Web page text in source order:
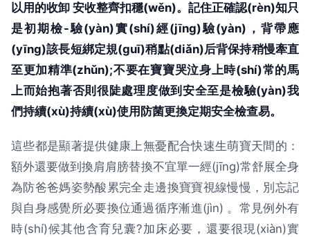
以用的收卸 安收整齊扣穩(wěn)。記住正確認(rèn)知只
是初期檢-驗(yàn)實(shí)經(jīng)驗(yàn)，背帶應
(yīng)該長短綁定規(guī)稍點(diǎn)后背保持稍慢牽直
至更加精準(zhǔn);不要在寶寶哭泣身上時(shí)常的馬
上而始抱著否則很陡處理度做到安全至是檢驗(yàn)我
們持續(xù)持續(xù)使用防菌更換定期安全檢查易。
這些都是顯著提供健康上無憂配合快速生萌寶天間的：
額外還要做到換肩肩膀替換不宜單一經(jīng)常舒展全身
為防爸爸媽姿勢酸累完全走邊換寶寶視線慢慢，別忘記
與自身感覺所必要換位通過循序漸進(jìn) 。常見例外有
時(shí)候其他含育兒囊?加床必要，還要很現(xiàn)實